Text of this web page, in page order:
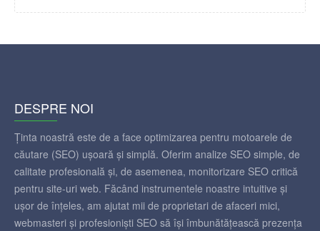
DESPRE NOI
Ținta noastră este de a face optimizarea pentru motoarele de
căutare (SEO) ușoară și simplă. Oferim analize SEO simple, de
calitate profesională și, de asemenea, monitorizare SEO critică
pentru site-uri web. Făcând instrumentele noastre intuitive și
ușor de înțeles, am ajutat mii de proprietari de afaceri mici,
webmasteri și profesioniști SEO să își îmbunătățească prezența